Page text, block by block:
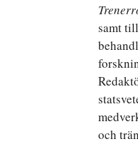
samt
och